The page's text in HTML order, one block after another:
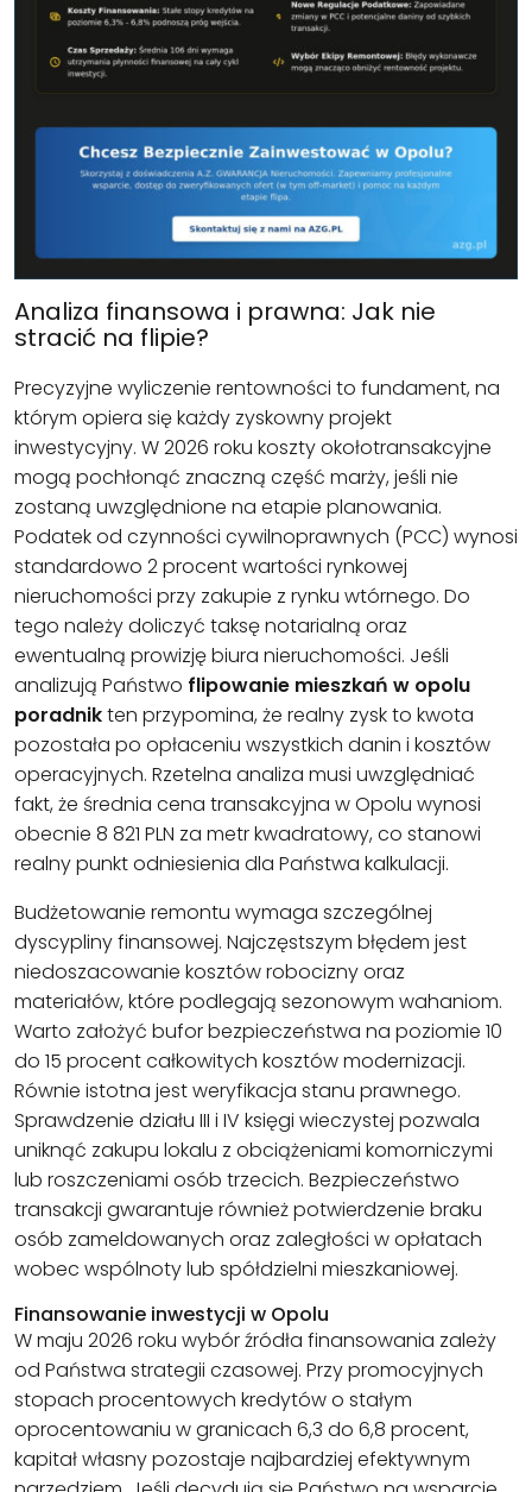
Analiza finansowa i prawna: Jak nie
stracić na flipie?
Precyzyjne wyliczenie rentowności to fundament, na
którym opiera się każdy zyskowny projekt
inwestycyjny. W 2026 roku koszty okołotransakcyjne
mogą pochłonąć znaczną część marży, jeśli nie
zostaną uwzględnione na etapie planowania.
Podatek od czynności cywilnoprawnych (PCC) wynosi
standardowo 2 procent wartości rynkowej
nieruchomości przy zakupie z rynku wtórnego. Do
tego należy doliczyć taksę notarialną oraz
ewentualną prowizję biura nieruchomości. Jeśli
analizują Państwo flipowanie mieszkań w opolu
poradnikten przypomina, że realny zysk to kwota
pozostała po opłaceniu wszystkich danin i kosztów
operacyjnych. Rzetelna analiza musi uwzględniać
fakt, że średnia cena transakcyjna w Opolu wynosi
obecnie 8 821 PLN za metr kwadratowy, co stanowi
realny punkt odniesienia dla Państwa kalkulacji.
Budżetowanie remontu wymaga szczególnej
dyscypliny finansowej. Najczęstszym błędem jest
niedoszacowanie kosztów robocizny oraz
materiałów, które podlegają sezonowym wahaniom.
Warto założyć bufor bezpieczeństwa na poziomie 10
do 15 procent całkowitych kosztów modernizacji.
Równie istotna jest weryfikacja stanu prawnego.
Sprawdzenie działu III i IV księgi wieczystej pozwala
uniknąć zakupu lokalu z obciążeniami komorniczymi
lub roszczeniami osób trzecich. Bezpieczeństwo
transakcji gwarantuje również potwierdzenie braku
osób zameldowanych oraz zaległości w opłatach
wobec wspólnoty lub spółdzielni mieszkaniowej.
Finansowanie inwestycji w Opolu
W maju 2026 roku wybór źródła finansowania zależy
od Państwa strategii czasowej. Przy promocyjnych
stopach procentowych kredytów o stałym
oprocentowaniu w granicach 6,3 do 6,8 procent,
kapitał własny pozostaje najbardziej efektywnym